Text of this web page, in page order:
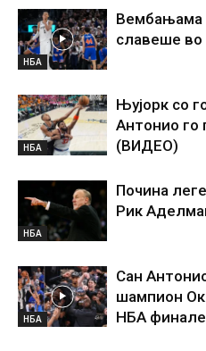
НБА
Вембањама
славеше
НБА
Њујорк со
Антонио го
(ВИДЕО)
НБА
Почина
Рик
НБА
Сан
шампион
НБА